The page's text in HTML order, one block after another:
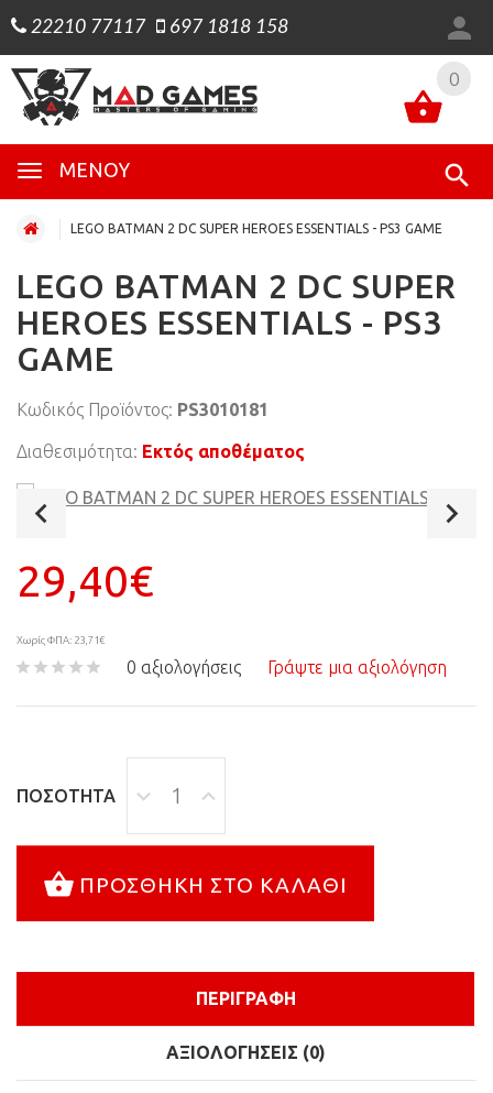
22210 77117 697 1818 158
0
ΜΕΝΟΎ
0
LEGO BATMAN 2 DC SUPER HEROES ESSENTIALS - PS3 GAME
LEGO BATMAN 2 DC SUPER
HEROES ESSENTIALS - PS3
GAME
Κωδικός Προϊόντος: PS3010181
Διαθεσιμότητα: Εκτός αποθέματος
29,40€
Χωρίς ΦΠΑ: 23,71€
0 αξιολογήσεις Γράψτε μια αξιολόγηση
ΠΟΣΌΤΗΤΑ
ΠΡΟΣΘΉΚΗ ΣΤΟ ΚΑΛΆΘΙ
ΠΕΡΙΓΡΑΦΉ
ΑΞΙΟΛΟΓΉΣΕΙΣ (0)